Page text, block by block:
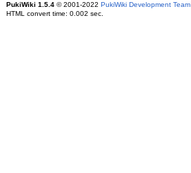
PukiWiki 1.5.4© 2001-2022 PukiWiki Development Team
HTML convert time: 0.002 sec.